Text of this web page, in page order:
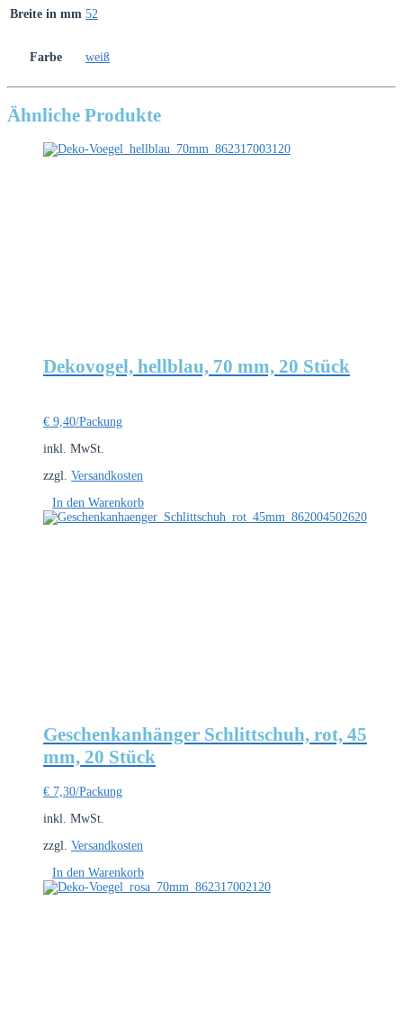
Breite in mm 52
Farbe weiß
Ähnliche Produkte
Dekovogel, hellblau, 70 mm, 20 Stück
€ 9,40/Packung
inkl. MwSt.
zzgl. Versandkosten
In den Warenkorb
Geschenkanhänger Schlittschuh, rot, 45
mm, 20 Stück
€ 7,30/Packung
inkl. MwSt.
zzgl. Versandkosten
In den Warenkorb